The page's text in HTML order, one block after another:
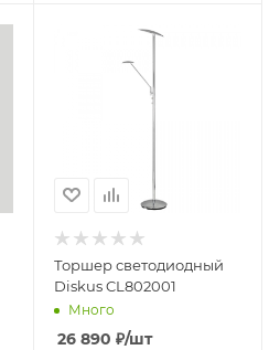
Торшер светодиодный
Diskus CL802001
Много
26 890 ₽/шт